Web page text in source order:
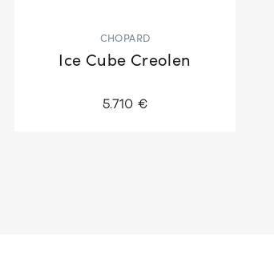
CHOPARD
Ice Cube Creolen
5.710 €